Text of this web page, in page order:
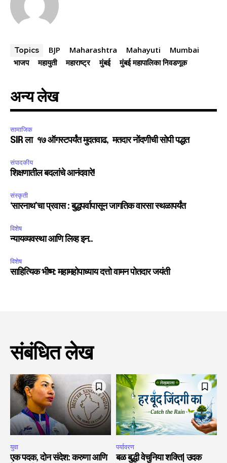
Topics BJP Maharashtra Mahayuti
Mumbai
भाजप
महायुती महाराष्ट्र मुंबई मुंबई महापालिका निवडणूक
अन्य लेख
सामाजिक
SIR ला १७ ऑगस्टपर्यंत मुदतवाढ, मतदार नोंदणीची सोपी पद्धत
संपादकीय
शिक्षणातील बदलांचे आनंदवारे!
संस्कृती
‘सारनाथ’चा प्रवास : बुद्धपर्वापासून जागतिक वारसा स्थळापर्यंत
विशेष
न्यायव्यवस्था आणि लिव्ह इन..
विशेष
साहित्यिक भीष्म: महामहोपाध्याय दत्तो वामन पोतदार जयंती
संबंधित लेख
युवा
एक पदक, दोन संदेश: करुणा आणि
पर्यावरण
बळ बुद्धी वेचुनिया शक्ति| उदक